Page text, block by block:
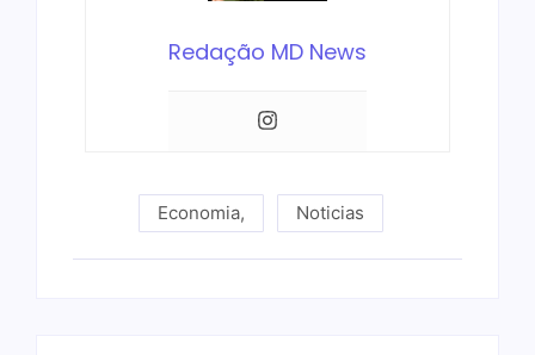
Redação MD News
Economia, Noticias